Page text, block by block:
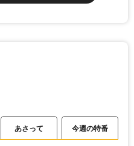
あさって 今週の特番